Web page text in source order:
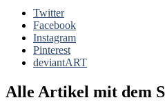
Twitter
Facebook
Instagram
Pinterest
deviantART
Alle Artikel mit dem